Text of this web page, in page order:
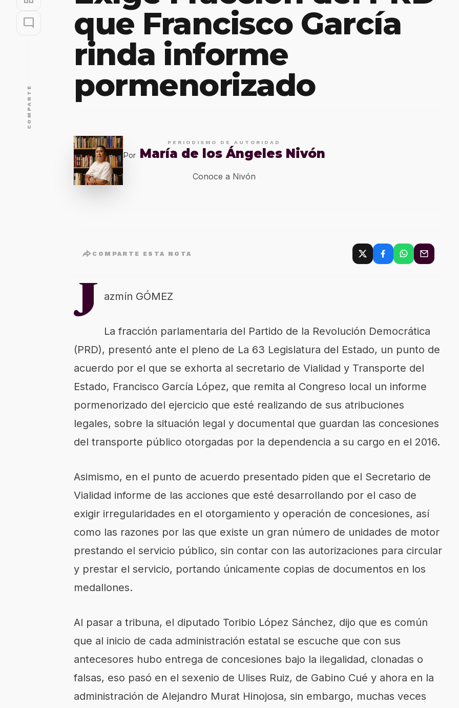
mode_comment
COMPARTE
que Francisco García
rinda informe
pormenorizado
PERIODISMO DE AUTORIDAD
Por María de los Ángeles Nivón
Conoce a Nivón
COMPARTE ESTA NOTA
J azmín GÓMEZ
La fracción parlamentaria del Partido de la Revolución Democrática
(PRD), presentó ante el pleno de La 63 Legislatura del Estado, un punto de
acuerdo por el que se exhorta al secretario de Vialidad y Transporte del
Estado, Francisco García López, que remita al Congreso local un informe
pormenorizado del ejercicio que esté realizando de sus atribuciones
legales, sobre la situación legal y documental que guardan las concesiones
del transporte público otorgadas por la dependencia a su cargo en el 2016.
Asimismo, en el punto de acuerdo presentado piden que el Secretario de
Vialidad informe de las acciones que esté desarrollando por el caso de
exigir irregularidades en el otorgamiento y operación de concesiones, así
como las razones por las que existe un gran número de unidades de motor
prestando el servicio público, sin contar con las autorizaciones para circular
y prestar el servicio, portando únicamente copias de documentos en los
medallones.
Al pasar a tribuna, el diputado Toribio López Sánchez, dijo que es común
que al inicio de cada administración estatal se escuche que con sus
antecesores hubo entrega de concesiones bajo la ilegalidad, clonadas o
falsas, eso pasó en el sexenio de Ulises Ruiz, de Gabino Cué y ahora en la
administración de Alejandro Murat Hinojosa, sin embargo, muchas veces